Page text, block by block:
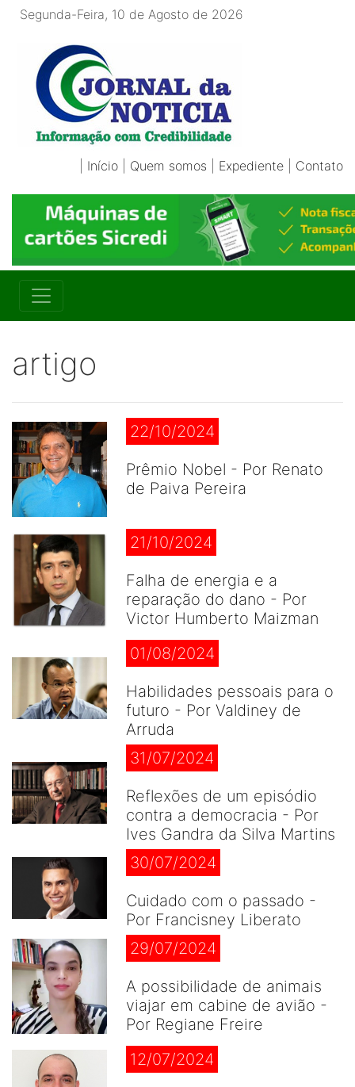
Segunda-Feira, 10 de Agosto de 2026
Início Quem somos Expediente Contato
artigo
22/10/2024
Prêmio Nobel - Por Renato
de Paiva Pereira
21/10/2024
Falha de energia e a
reparação do dano - Por
Victor Humberto Maizman
01/08/2024
Habilidades pessoais para o
futuro - Por Valdiney de
Arruda
31/07/2024
Reflexões de um episódio
contra a democracia - Por
Ives Gandra da Silva Martins
30/07/2024
Cuidado com o passado -
Por Francisney Liberato
29/07/2024
A possibilidade de animais
viajar em cabine de avião -
Por Regiane Freire
12/07/2024